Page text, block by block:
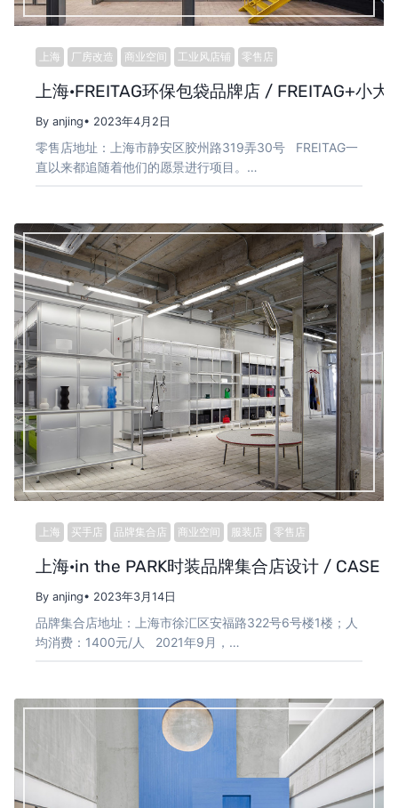
上海 厂房改造 商业空间 工业风店铺 零售店
上海·FREITAG环保包袋品牌店 / FREITAG+小大
By anjing• 2023年4月2日
零售店地址：上海市静安区胶州路319弄30号 FREITAG一
直以来都追随着他们的愿景进行项目。…
上海 买手店 品牌集合店 商业空间 服装店 零售店
上海·in the PARK时装品牌集合店设计 / CASE
By anjing• 2023年3月14日
品牌集合店地址：上海市徐汇区安福路322号6号楼1楼；人
均消费：1400元/人 2021年9月，…